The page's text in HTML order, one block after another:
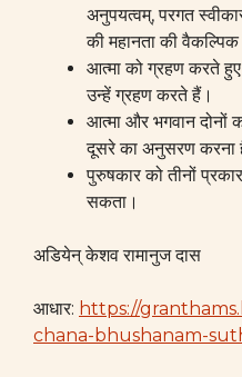
अनुपयत्वम्, परगत
की महानता की वैकल्पिक
आत्मा को ग्रहण करते
उन्हें ग्रहण करते हैं।
आत्मा और भगवान दोनों
दूसरे का अनुसरण करना
पुरुषकार को तीनों प्रकार
सकता।
अडियेन् केशव रामानुज दास
आधार: https://
chana-bhushanam-